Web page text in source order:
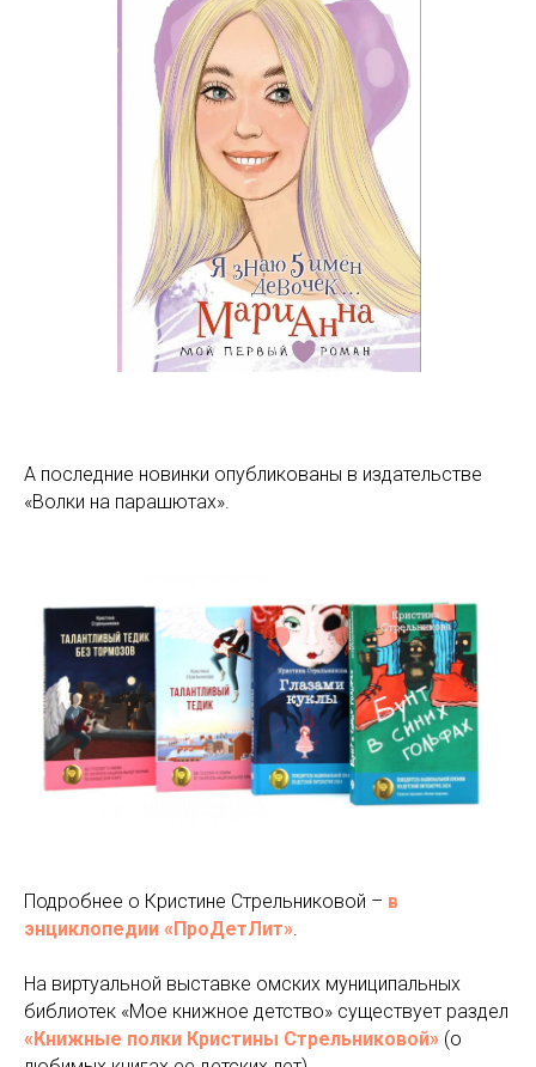
А последние новинки опубликованы в издательстве
«Волки на парашютах».
Подробнее о Кристине Стрельниковой – в
энциклопедии «ПроДетЛит».
На виртуальной выставке омских муниципальных
библиотек «Мое книжное детство» существует раздел
«Книжные полки Кристины Стрельниковой» (о